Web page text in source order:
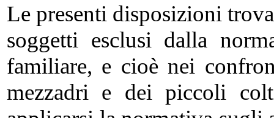
Le presenti disposizioni
soggetti esclusi dalla
familiare, e cioè nei
mezzadri e dei piccoli